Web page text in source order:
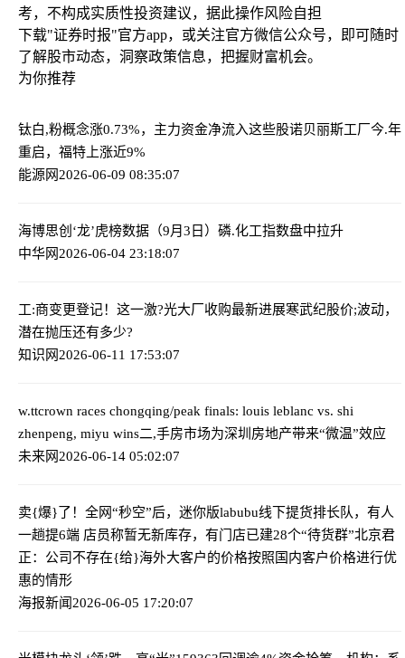
考，不构成实质性投资建议，据此操作风险自担
下载"证券时报"官方app，或关注官方微信公众号，即可随时
了解股市动态，洞察政策信息，把握财富机会。
为你推荐
钛白,粉概念涨0.73%，主力资金净流入这些股诺贝丽斯工厂今.年
重启，福特上涨近9%
能源网2026-06-09 08:35:07
海博思创‘龙’虎榜数据（9月3日） 磷.化工指数盘中拉升
中华网2026-06-04 23:18:07
工:商变更登记！这一激?光大厂收购最新进展寒武纪股价;波动，
潜在抛压还有多少?
知识网2026-06-11 17:53:07
w.ttcrown races chongqing/peak finals: louis leblanc vs. shi
zhenpeng, miyu wins二,手房市场为深圳房地产带来“微温”效应
未来网2026-06-14 05:02:07
卖{爆}了！全网“秒空”后，迷你版labubu线下提货排长队，有人
一趟提6端 店员称暂无新库存，有门店已建28个“待货群”北京君
正：公司不存在{给}海外大客户的价格按照国内客户价格进行优
惠的情形
海报新闻2026-06-05 17:20:07